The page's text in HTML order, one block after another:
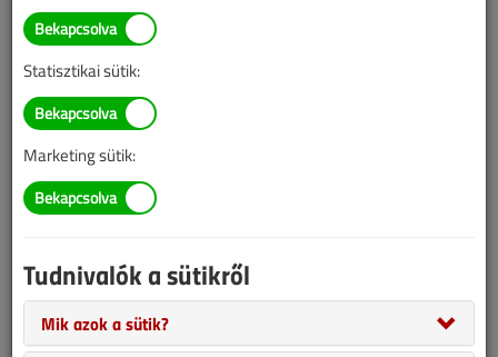
= A lapszám szakcikkeinek teljes tartalma csak előfizetőink vagy
Ha van előfizetése, vagy már megvásárolta ezt a tartalmat,
Csak ezt a lapszámot vásárolná meg?
1990 Ft-ért, online bankkártyás fizetéssel, azonnal
megvásárolhatja a lapszámot, ezzel hozzáférést kap a szám
összes cikkéhez, amit pdf formátumban le is tölthet.
Statisztikai sütik:
Marketing sütik:
Tudnivalók a sütikről
Mik azok a sütik?